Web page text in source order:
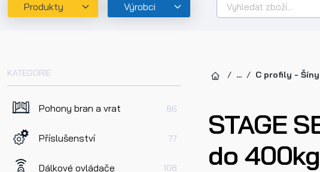
Produkty Výrobci
KATEGORIE
Pohony bran a vrat 86
Příslušenství 77
Dálkové ovládače 108
... C profily - Šíny
STAGE
do 400kg